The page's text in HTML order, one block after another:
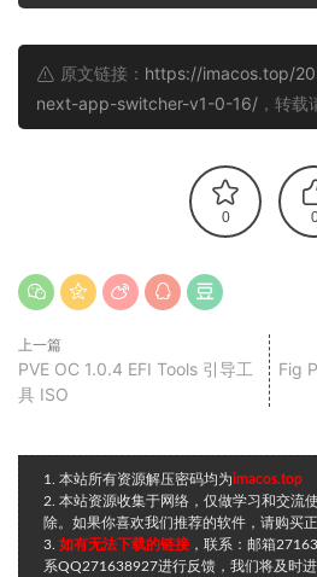
原文链接： https://imacos.top/
next-app-switcher-v1-0-16/ ，转载
0
上一篇
PVE OC 1.0.4 EFI Tools 引导工
具 ISO
Fig
1. 本站所有资源解压密码均为imacos.top
2. 本站资源收集于网络，仅做学习和交流
除。如果你喜欢我们推荐的软件，请购买
3. 如有无法下载的链接 ，联系：邮箱
系QQ271638927进行反馈，我们将及时进